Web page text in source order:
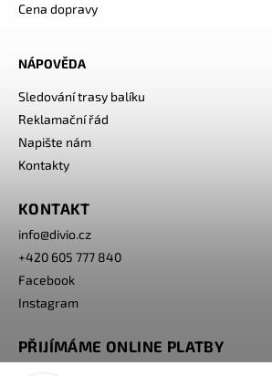
Cena dopravy
NÁPOVĚDA
Sledování trasy balíku
Reklamační řád
Napište nám
Kontakty
KONTAKT
info@divio.cz
+420 605 777 840
Facebook
Instagram
PŘIJÍMÁME ONLINE PLATBY